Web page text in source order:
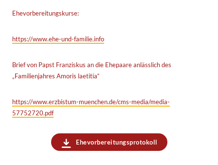
Ehevorbereitungskurse:
https://www.ehe-und-familie.info
Brief von Papst Franziskus an die Ehepaare anlässlich des
„Familienjahres Amoris laetitia“
https://www.erzbistum-muenchen.de/cms-media/media-
57752720.pdf
Ehevorbereitungsprotokoll